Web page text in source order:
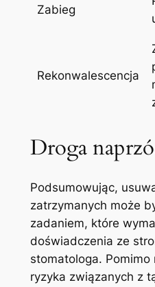
Zabieg
Rekonwalescencja
Droga⁤
Podsumowując,
zatrzymanych może
zadaniem, które⁢
doświadczenia‌ ze‌
stomatologa.
ryzyka związanych z